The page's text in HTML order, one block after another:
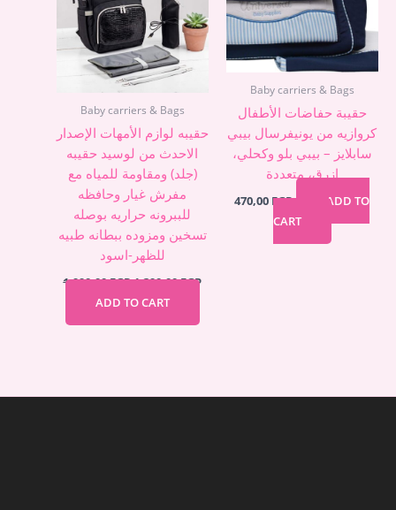
Baby carriers & Bags
حقيبه لوازم الأمهات الإصدار
الاحدث من لوسيد حقيبه
(جلد) ومقاومة للمياه مع
مفرش غيار وحافظه
للببرونه حراريه بوصله
تسخين ومزوده ببطانه طبيه
للظهر-اسود
1.990,00EGP1.390,00EGP
ADD TO CART
Baby carriers & Bags
حقيبة حفاضات الأطفال
كروازيه من يونيفرسال بيبي
سابلايز – بيبي بلو وكحلي،
ازرق، متعددة
470,00 EGP
ADD TO
CART